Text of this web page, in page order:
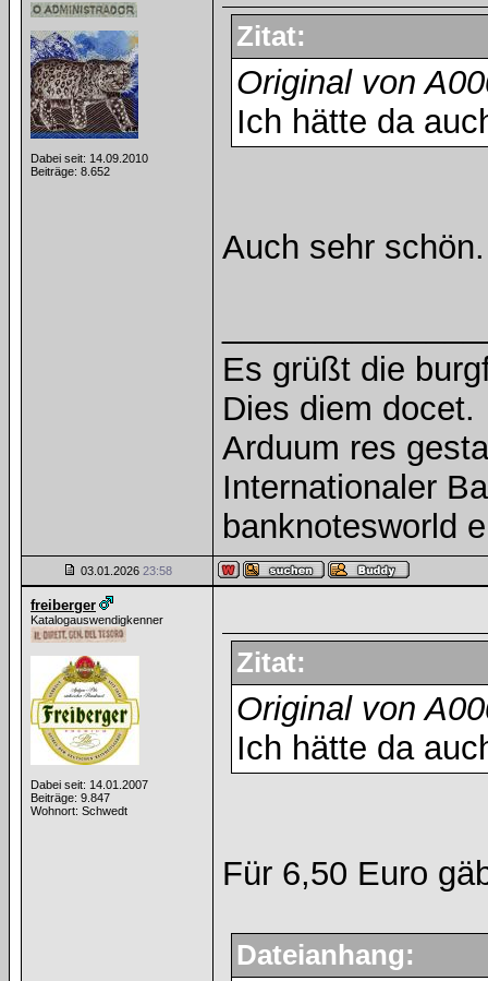
Dabei seit: 14.09.2010
Beiträge: 8.652
Zitat:
Original von
Ich hätte da
Auch sehr
Es grüßt die
Dies diem docet.
Arduum res
Internationaler
banknotesworld
03.01.2026 23:58
freiberger
Katalogauswendigkenner
Dabei seit: 14.01.2007
Beiträge: 9.847
Wohnort: Schwedt
Zitat:
Original von
Ich hätte da
Für 6,50 Euro
Dateianhang: